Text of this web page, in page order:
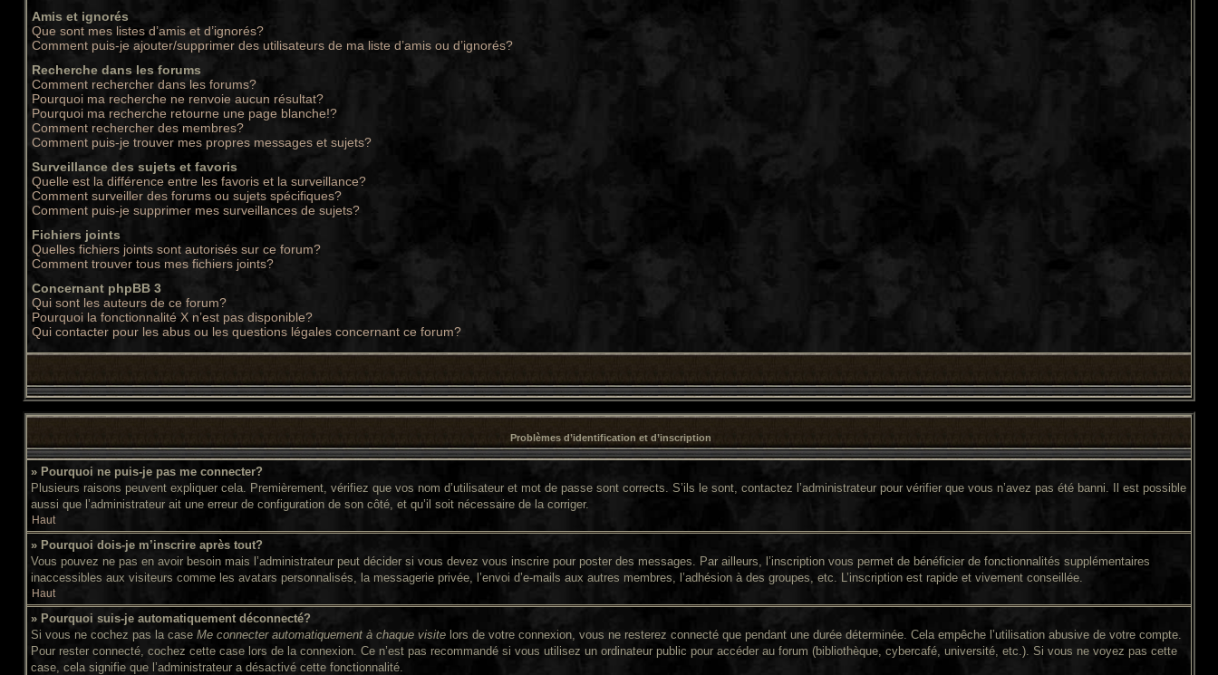
Amis et ignorés
Que sont mes listes d’amis et d’ignorés?
Comment puis-je ajouter/supprimer des utilisateurs de ma liste d’amis ou d’ignorés?
Recherche dans les forums
Comment rechercher dans les forums?
Pourquoi ma recherche ne renvoie aucun résultat?
Pourquoi ma recherche retourne une page blanche!?
Comment rechercher des membres?
Comment puis-je trouver mes propres messages et sujets?
Surveillance des sujets et favoris
Quelle est la différence entre les favoris et la surveillance?
Comment surveiller des forums ou sujets spécifiques?
Comment puis-je supprimer mes surveillances de sujets?
Fichiers joints
Quelles fichiers joints sont autorisés sur ce forum?
Comment trouver tous mes fichiers joints?
Concernant phpBB 3
Qui sont les auteurs de ce forum?
Pourquoi la fonctionnalité X n’est pas disponible?
Qui contacter pour les abus ou les questions légales concernant ce forum?
Problèmes d’identification et d’inscription
» Pourquoi ne puis-je pas me connecter?
Plusieurs raisons peuvent expliquer cela. Premièrement, vérifiez que vos nom d’utilisateur et mot de passe sont corrects. S’ils le sont, contactez l’administrateur pour vérifier que vous n’avez pas été banni. Il est possible
aussi que l’administrateur ait une erreur de configuration de son côté, et qu’il soit nécessaire de la corriger.
Haut
» Pourquoi dois-je m’inscrire après tout?
Vous pouvez ne pas en avoir besoin mais l’administrateur peut décider si vous devez vous inscrire pour poster des messages. Par ailleurs, l’inscription vous permet de bénéficier de fonctionnalités supplémentaires
inaccessibles aux visiteurs comme les avatars personnalisés, la messagerie privée, l’envoi d’e-mails aux autres membres, l’adhésion à des groupes, etc. L’inscription est rapide et vivement conseillée.
Haut
» Pourquoi suis-je automatiquement déconnecté?
Si vous ne cochez pas la case Me connecter automatiquement à chaque visite lors de votre connexion, vous ne resterez connecté que pendant une durée déterminée. Cela empêche l’utilisation abusive de votre compte.
Pour rester connecté, cochez cette case lors de la connexion. Ce n’est pas recommandé si vous utilisez un ordinateur public pour accéder au forum (bibliothèque, cybercafé, université, etc.). Si vous ne voyez pas cette
case, cela signifie que l’administrateur a désactivé cette fonctionnalité.